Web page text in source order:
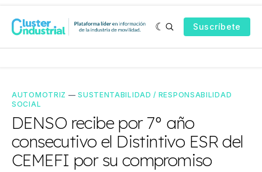
Suscríbete
AUTOMOTRIZ —SUSTENTABILIDAD / RESPONSABILIDAD
SOCIAL
DENSO recibe por 7° año
consecutivo el Distintivo ESR del
CEMEFI por su compromiso